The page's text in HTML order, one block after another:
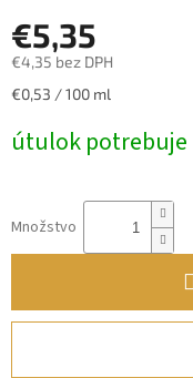
€5,35
€4,35 bez DPH
Jednotková
€0,53 / 100 ml
útulok potrebuje
Množstvo